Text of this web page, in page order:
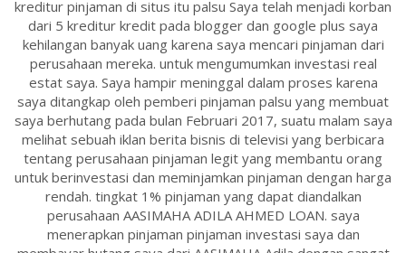
kreditur pinjaman di situs itu palsu Saya telah menjadi korban
dari 5 kreditur kredit pada blogger dan google plus saya
kehilangan banyak uang karena saya mencari pinjaman dari
perusahaan mereka. untuk mengumumkan investasi real
estat saya. Saya hampir meninggal dalam proses karena
saya ditangkap oleh pemberi pinjaman palsu yang membuat
saya berhutang pada bulan Februari 2017, suatu malam saya
melihat sebuah iklan berita bisnis di televisi yang berbicara
tentang perusahaan pinjaman legit yang membantu orang
untuk berinvestasi dan meminjamkan pinjaman dengan harga
rendah. tingkat 1% pinjaman yang dapat diandalkan
perusahaan AASIMAHA ADILA AHMED LOAN. saya
menerapkan pinjaman pinjaman investasi saya dan